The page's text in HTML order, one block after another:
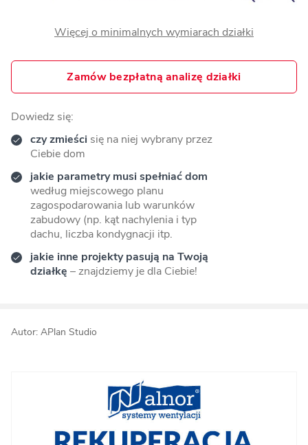
Więcej o minimalnych wymiarach działki
Zamów bezpłatną analizę działki
Dowiedz się:
czy zmieści się na niej wybrany przez
Ciebie dom
jakie parametry musi spełniać dom
według miejscowego planu
zagospodarowania lub warunków
zabudowy (np. kąt nachylenia i typ
dachu, liczba kondygnacji itp.
jakie inne projekty pasują na Twoją
działkę – znajdziemy je dla Ciebie!
Autor: APlan Studio